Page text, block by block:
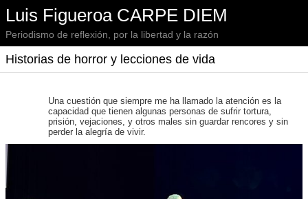
Luis Figueroa CARPE DIEM
Periodismo de reflexión, por la libertad y la razón
Historias de horror y lecciones de vida
Una cuestión que siempre me ha llamado la atención es la
capacidad que tienen algunas personas de sufrir tortura,
prisión, vejaciones, y otros males sin guardar rencores y sin
perder la alegría de vivir.